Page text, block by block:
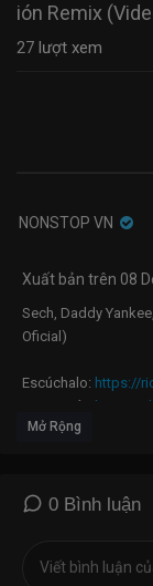
ión Remix
27 lượt xem
NONSTOP VN
Xuất bản trên 08
Sech, Daddy
Oficial)
​Escúchalo: https://
Mercancía: https://
Sigue a Sech
Mở Rộng
0 Bình luận